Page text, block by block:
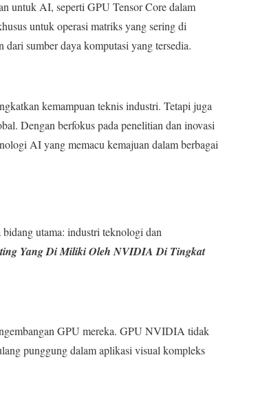
untuk AI, seperti GPU Tensor Core dalam
untuk operasi matriks yang sering di
sumber daya komputasi yang tersedia.
kemampuan teknis industri. Tetapi juga
Dengan berfokus pada penelitian dan inovasi
AI yang memacu kemajuan dalam berbagai
utama: industri teknologi dan
Yang Di Miliki Oleh NVIDIA Di Tingkat
GPU mereka. GPU NVIDIA tidak
punggung dalam aplikasi visual kompleks